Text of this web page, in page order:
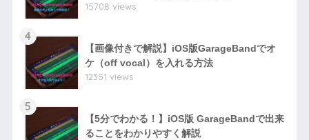
15708 views
4
【画像付きで解説】iOS版GarageBandでオ
ケ（off vocal）を入れる方法
12351 views
5
【5分でわかる！】iOS版 GarageBandで出来
ることをわかりやすく解説